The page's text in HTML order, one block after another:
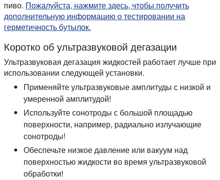
пиво. Пожалуйста, нажмите здесь, чтобы получить
дополнительную информацию о тестировании на
герметичность бутылок.
Коротко об ультразвуковой дегазации
Ультразвуковая дегазация жидкостей работает лучше при
использовании следующей установки.
Применяйте ультразвуковые амплитуды с низкой и
умеренной амплитудой!
Используйте сонотроды с большой площадью
поверхности, например, радиально излучающие
сонотроды!
Обеспечьте низкое давление или вакуум над
поверхностью жидкости во время ультразвуковой
обработки!